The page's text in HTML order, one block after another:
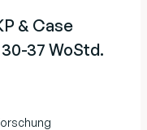
& Case
37 WoStd.